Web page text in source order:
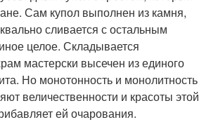
Сам купол выполнен из камня,
сливается с остальным
целое. Складывается
мастерски высечен из единого
Но монотонность и монолитность
величественности и красоты этой
ей очарования.